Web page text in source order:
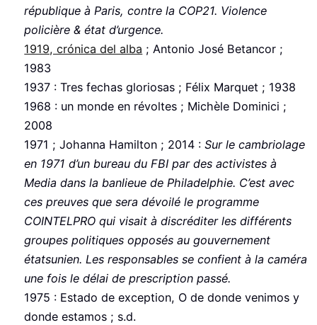
république à Paris, contre la COP21. Violence
policière & état d’urgence.
1919, crónica del alba ; Antonio José Betancor ;
1983
1937 : Tres fechas gloriosas ; Félix Marquet ; 1938
1968 : un monde en révoltes ; Michèle Dominici ;
2008
1971 ; Johanna Hamilton ; 2014 :Sur le cambriolage
en 1971 d’un bureau du FBI par des activistes à
Media dans la banlieue de Philadelphie. C’est avec
ces preuves que sera dévoilé le programme
COINTELPRO qui visait à discréditer les différents
groupes politiques opposés au gouvernement
étatsunien. Les responsables se confient à la caméra
une fois le délai de prescription passé.
1975 : Estado de exception, O de donde venimos y
donde estamos ; s.d.